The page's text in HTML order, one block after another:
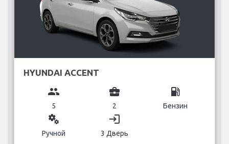
HYUNDAI ACCENT
group
5
business_center
2
local_gas_station
Бензин
miscellaneous_services
Ручной
login
3 Дверь